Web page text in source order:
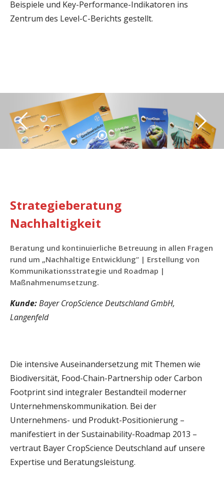
Beispiele und Key-Performance-Indikatoren ins
Zentrum des Level-C-Berichts gestellt.
Strategieberatung
Nachhaltigkeit
Beratung und kontinuierliche Betreuung in allen Fragen
rund um „Nachhaltige Entwicklung” | Erstellung von
Kommunikationsstrategie und Roadmap |
Maßnahmenumsetzung.
Kunde:Bayer CropScience Deutschland GmbH,
Langenfeld
Die intensive Auseinandersetzung mit Themen wie
Biodiversität, Food-Chain-Partnership oder Carbon
Footprint sind integraler Bestandteil moderner
Unternehmenskommunikation. Bei der
Unternehmens- und Produkt-Positionierung –
manifestiert in der Sustainability-Roadmap 2013 –
vertraut Bayer CropScience Deutschland auf unsere
Expertise und Beratungsleistung.